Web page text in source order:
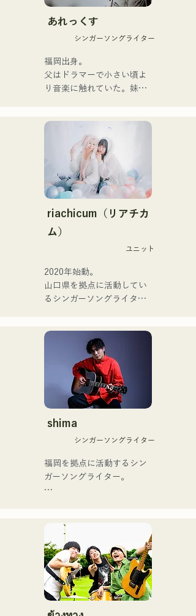
นุ่มนวล
แรก "Zatsuni Tamede" เมื่อ
วันที่ 23 มกราคม 2025
พวกเขานำเสนอเพลงใน
เรียงแบบวงดนตรี
พวกเขาได้รับการสนับสนุน
ในการบันทึกเสียงและการ
แสดงสดโดย โชโย
(คีย์บอร์ด/กีตาร์) จาก
Zigzaguzu, ไทเซ (กลอง)
อดีตสมาชิกวง meow, ยูยะ ซู
เอฮิโร (กีตาร์) จาก the
perfect me และ เอส0. (แบนั
[ซิงเกิลใหม่]
เพลงใหม่ของพวกเขา "The
จำหน่ายในวันที่ 25 มิถุนายน
あれっくす
シンガーソングライター
福岡出身。
父はドラマーで小さい頃よ
り音楽に触れていた。妹
家族で音楽を楽しむミュー
ジックファミリー。
10代後半にアメリカへ4年
半留学。
現在はLOVE FMの"music
×serendipity"でラジオDJを
務める。
デルやタレントとしても活
躍中。世界的有名なオーデ
ゴットタレント」で日本人
の芸人史上初のゴールデン
ブザーを獲得し、その後ス
もゴールデンブザーを獲得
した、ノボせもんなべの応
援歌「ゴールデンブザー」
や、アメリカ留学時代の心
友とコライトした本格的カ
ントリーソング「Life Goes
それらの楽曲を揃えた自身
初のフルアルバム「ONE
2025.12.31にリリースし、
iTunesカントリーアルバム
て」、FBS「福岡く
ん。」、「発見らくちゃ
く！」やFUKUOKA
STREET PARTY、
Hannibal Halloween Music
Festival ,sunset live2019、
riachicum（リアチカ
ム）
ユニット
2020年始動。
山口県を拠点に活動してい
るシンガーソングライター
ユニット
コロナ禍に入り、音楽で山
口県を盛り上げたいという
思いからユニットを始動。
当初は動画配信サイトでの
活動のみだったが、2020年
12月より、山口県の地元イ
地元音楽イベントやライブ
ハウスを中心にパフォーマ
ンスをしている。
shima
シンガーソングライター
福岡を拠点に活動するシン
ガーソングライター。
ードの繊細さを併せ持つ楽
曲を届けている。
コンセプトは、「等身大の
ままで。僕とあなたのため
の音楽を。」気持ちが落ち